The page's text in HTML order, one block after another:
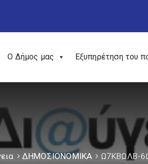
Ο Δήμος μας Εξυπηρέτηση του
ΔΗΜΟΣΙΟΝΟΜΙΚΑ Ω7ΚΒΩΛΒ-